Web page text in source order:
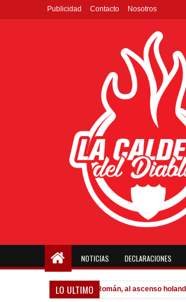
Publicidad Contacto Nosotros
NOTICIAS DECLARACIONES
LO ULTIMO
Pocho Román, al ascenso holandés